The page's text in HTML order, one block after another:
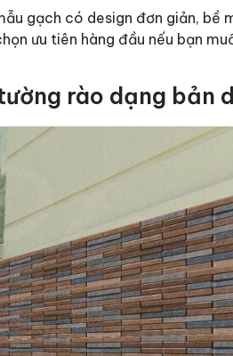
gạch có design đơn giản, bề
ưu tiên hàng đầu nếu bạn
rào dạng bản